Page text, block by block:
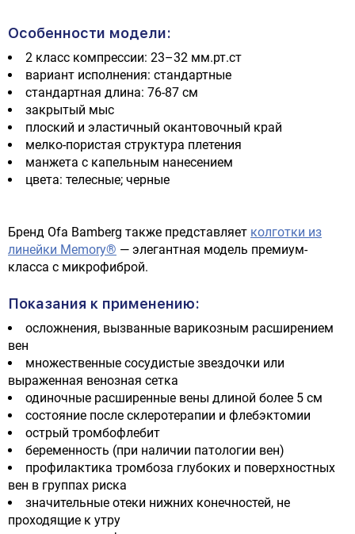
Особенности модели:
2 класс компрессии: 23–32 мм.рт.ст
вариант исполнения: стандартные
стандартная длина: 76-87 см
закрытый мыс
плоский и эластичный окантовочный край
мелко-пористая структура плетения
манжета с капельным нанесением
цвета: телесные; черные
Бренд Ofa Bamberg также представляет колготки из
линейки Memory® — элегантная модель премиум-
класса с микрофиброй.
Показания к применению:
осложнения, вызванные варикозным расширением
вен
множественные сосудистые звездочки или
выраженная венозная сетка
одиночные расширенные вены длиной более 5 см
состояние после склеротерапии и флебэктомии
острый тромбофлебит
беременность (при наличии патологии вен)
профилактика тромбоза глубоких и поверхностных
вен в группах риска
значительные отеки нижних конечностей, не
проходящие к утру